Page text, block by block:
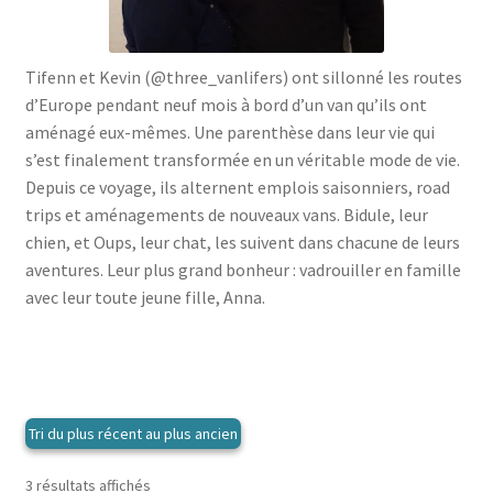
enfant
Médecine douces
menu
Famille
Ouvrir
menu
enfant
Collections
le
menu
enfant
Tifenn et Kevin (@three_vanlifers) ont sillonné les routes
d’Europe pendant neuf mois à bord d’un van qu’ils ont
aménagé eux-mêmes. Une parenthèse dans leur vie qui
s’est finalement transformée en un véritable mode de vie.
Depuis ce voyage, ils alternent emplois saisonniers, road
trips et aménagements de nouveaux vans. Bidule, leur
chien, et Oups, leur chat, les suivent dans chacune de leurs
aventures. Leur plus grand bonheur : vadrouiller en famille
avec leur toute jeune fille, Anna.
3 résultats affichésTrié